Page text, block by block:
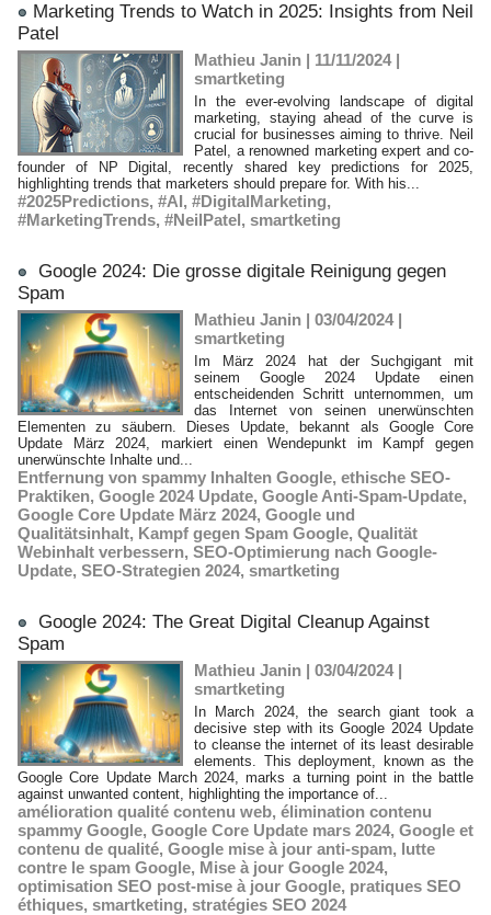
​Marketing Trends to Watch in 2025: Insights from Neil
Patel
Mathieu Janin | 11/11/2024|
smartketing
In the ever-evolving landscape of digital
marketing, staying ahead of the curve is
crucial for businesses aiming to thrive. Neil
Patel, a renowned marketing expert and co-
founder of NP Digital, recently shared key predictions for 2025,
highlighting trends that marketers should prepare for. With his...
#2025Predictions, #AI, #DigitalMarketing,
#MarketingTrends, #NeilPatel, smartketing
Google 2024: Die grosse digitale Reinigung gegen
Spam
Mathieu Janin | 03/04/2024|
smartketing
Im März 2024 hat der Suchgigant mit
seinem Google 2024 Update einen
entscheidenden Schritt unternommen, um
das Internet von seinen unerwünschten
Elementen zu säubern. Dieses Update, bekannt als Google Core
Update März 2024, markiert einen Wendepunkt im Kampf gegen
unerwünschte Inhalte und...
Entfernung von spammy Inhalten Google, ethische SEO-
Praktiken, Google 2024 Update, Google Anti-Spam-Update,
Google Core Update März 2024, Google und
Qualitätsinhalt, Kampf gegen Spam Google, Qualität
Webinhalt verbessern, SEO-Optimierung nach Google-
Update, SEO-Strategien 2024, smartketing
Google 2024: The Great Digital Cleanup Against
Spam
Mathieu Janin | 03/04/2024|
smartketing
In March 2024, the search giant took a
decisive step with its Google 2024 Update
to cleanse the internet of its least desirable
elements. This deployment, known as the
Google Core Update March 2024, marks a turning point in the battle
against unwanted content, highlighting the importance of...
amélioration qualité contenu web, élimination contenu
spammy Google, Google Core Update mars 2024, Google et
contenu de qualité, Google mise à jour anti-spam, lutte
contre le spam Google, Mise à jour Google 2024,
optimisation SEO post-mise à jour Google, pratiques SEO
éthiques, smartketing, stratégies SEO 2024